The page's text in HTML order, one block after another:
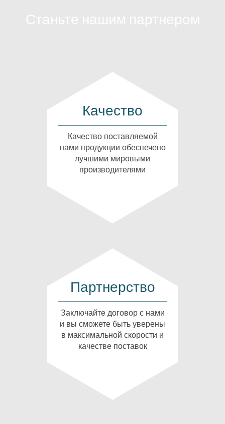
Качество
Качество поставляемой
нами продукции обеспечено
лучшими мировыми
производителями
Партнерство
Заключайте договор с нами
и вы сможете быть уверены
в максимальной скорости и
качестве поставок